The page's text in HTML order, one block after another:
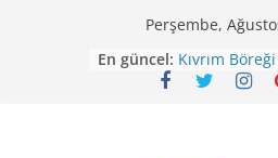
Perşembe,
En güncel:
Mirik Köfte
Kıvrım
Karabuğday